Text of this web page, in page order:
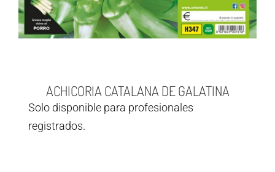
ACHICORIA CATALANA DE GALATINA
Solo disponible para profesionales
registrados.